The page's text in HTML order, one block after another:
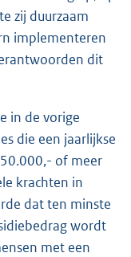
zij duurzaam
implementeren
dit
in de vorige
die een jaarlijkse
of meer
krachten in
dat ten minste
wordt
met een